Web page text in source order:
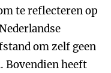
te reflecteren op
om zelf geen
Bovendien heeft